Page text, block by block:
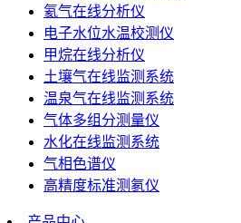
氦气在线分析仪
电子水位水温校测仪
甲烷在线分析仪
土壤气在线监测系统
温泉气在线监测系统
气体多组分测量仪
水化在线监测系统
气相色谱仪
高精度标准测氡仪